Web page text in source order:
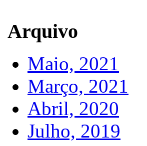
Arquivo
Maio, 2021
Março, 2021
Abril, 2020
Julho, 2019